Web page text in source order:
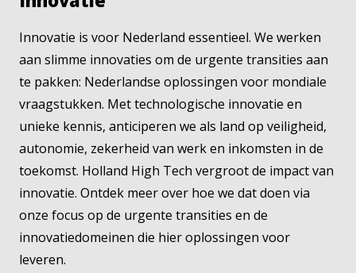
Innovatie is voor Nederland essentieel. We werken
aan slimme innovaties om de urgente transities aan
te pakken: Nederlandse oplossingen voor mondiale
vraagstukken. Met technologische innovatie en
unieke kennis, anticiperen we als land op veiligheid,
autonomie, zekerheid van werk en inkomsten in de
toekomst. Holland High Tech vergroot de impact van
innovatie. Ontdek meer over hoe we dat doen via
onze focus op de urgente transities en de
innovatiedomeinen die hier oplossingen voor
leveren.